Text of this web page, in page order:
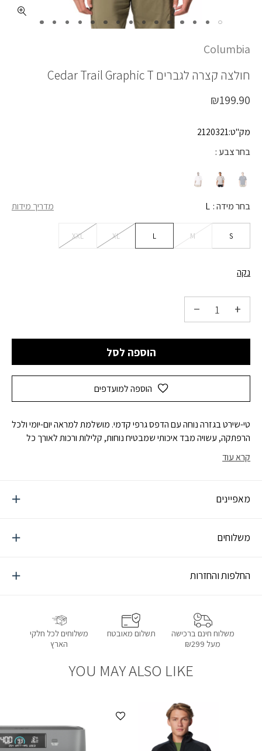
Columbia
חולצה קצרה לגברים Cedar Trail Graphic T
₪199.90
מק"ט:2120321
בחר צבע
בחר מידה מדריך מידות L
S
M
L
XL
XXL
נקה
הוספה לסל
הוספה למועדפים
טי-שירט בגזרה נוחה עם הדפס גרפי קדמי. מושלמת למראה יום-יומי ולכל
הרפתקה, עשויה מבד איכותי שמבטיח נוחות, קלילות ורכות לאורך כל
ארוגה בטכנולוגיות מתקדמות המספקות תחושת רעננות, נידוף זיעה
קרא עוד
מאפיינים
משלוחים
החלפות והחזרות
משלוח חינם ברכישה
מעל ₪299
תשלום מאובטח
משלוחים לכל חלקי
הארץ
YOU MAY ALSO LIKE
הוספה למועדפים